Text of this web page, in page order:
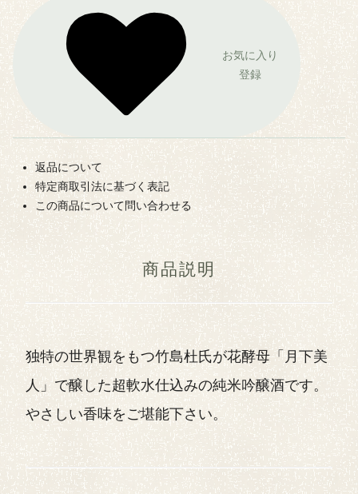
お気に入り
登録
返品について
特定商取引法に基づく表記
この商品について問い合わせる
商品説明
独特の世界観をもつ竹島杜氏が花酵母「月下美
人」で醸した超軟水仕込みの純米吟醸酒です。
やさしい香味をご堪能下さい。